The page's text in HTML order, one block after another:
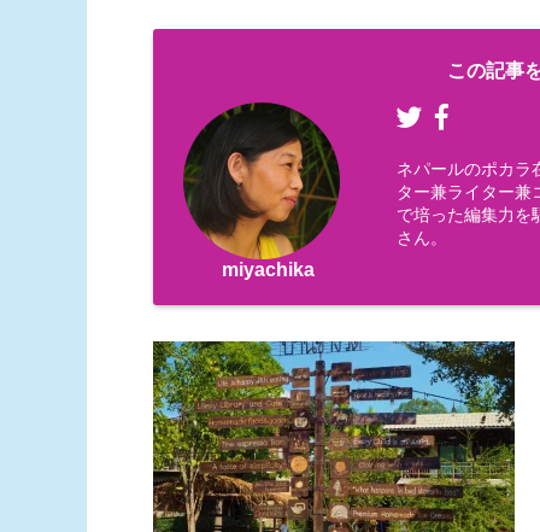
この記事
miyachika
ネパールのポカラ
ター兼ライター
で培った編集力を
さん。